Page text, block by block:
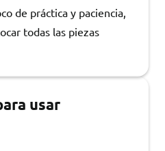
de práctica y paciencia,
todas las piezas
usar